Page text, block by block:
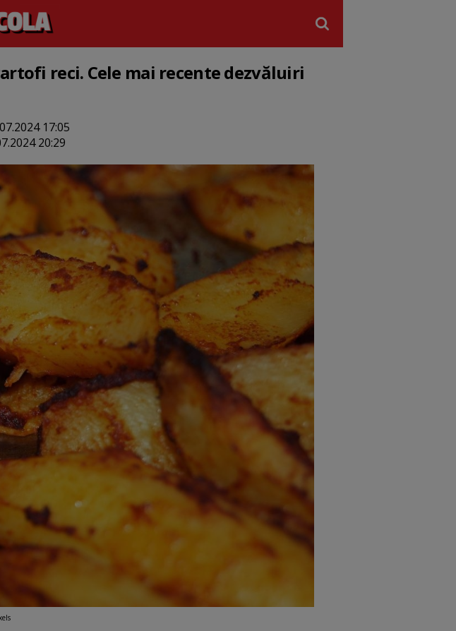
reci. Cele mai recente dezvăluiri
17:05
20:29